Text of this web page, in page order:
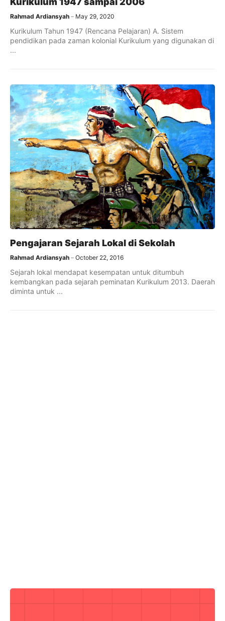
Rahmad Ardiansyah May 29, 2020
Kurikulum Tahun 1947 (Rencana Pelajaran) A. Sistem
pendidikan pada zaman kolonial Kurikulum yang digunakan di
...
Pengajaran Sejarah Lokal di Sekolah
Rahmad Ardiansyah October 22, 2016
Sejarah lokal mendapat kesempatan untuk ditumbuh
kembangkan pada sejarah peminatan Kurikulum 2013. Daerah
diminta untuk ...